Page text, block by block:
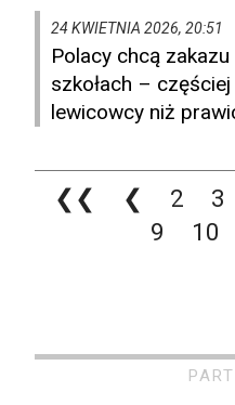
24 KWIETNIA 2026, 20:51
Polacy chcą
szkołach –
lewicowcy niż
❮❮ ❮ 2 3
9
10